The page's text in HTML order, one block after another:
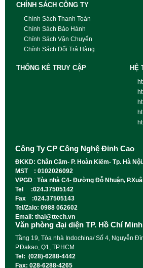
CHÍNH SÁCH CÔNG TY
Chính Sách Thanh Toán
Chính Sách Bảo Hành
Chính Sách Vận Chuyển
Chính Sách Đổi Trả Hàng
THỐNG KÊ TRUY CẬP HỆ
Công Ty CP Công Nghệ Đỉnh Cao
ĐKKD: Chân Cầm- P. Hoàn Kiếm- Tp. Hà Nội.
MST : 0102026092
VPGD : Tòa nhà C4- Đường Đỗ Nhuận,
Tel :024.37505142
Fax :024.37505143
Tel/Zalo: 0988 062602
Email: thai@ttech.vn
Văn phòng đại diện TP. Hồ Chí Minh
Tầng 19, Tòa nhà Indochina/ Số 4, Nguyễn
P.Đakao, Q1, TP.HCM
Tel: (028)-6288-4442
Fax: 028-6288-4265